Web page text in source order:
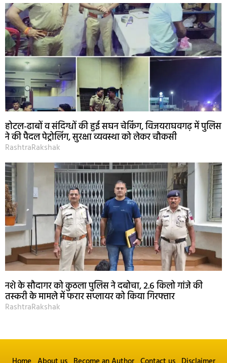
होटल-ढाबों व संदिग्धों की हुई सघन चेकिंग, विजयराघवगढ़ में पुलिस
ने की पैदल पेट्रोलिंग, सुरक्षा व्यवस्था को लेकर चौकसी
RashtraRakshak
नशे के सौदागर को कुठला पुलिस ने दबोचा, 2.6 किलो गांजे की
तस्करी के मामले में फरार सप्लायर को किया गिरफ्तार
RashtraRakshak